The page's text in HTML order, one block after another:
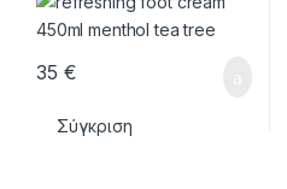
35 €
Σύγκριση